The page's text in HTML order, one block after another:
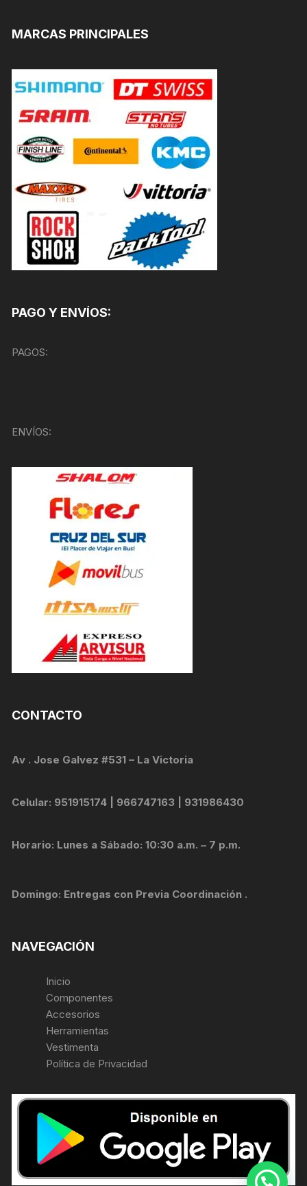
MARCAS PRINCIPALES
PAGO Y ENVÍOS:
PAGOS:
ENVÍOS:
CONTACTO
Av . Jose Galvez #531 – La Victoria
Celular: 951915174 | 966747163 | 931986430
Horario: Lunes a Sábado: 10:30 a.m. – 7 p.m.
Domingo: Entregas con Previa Coordinación .
NAVEGACIÓN
Inicio
Componentes
Accesorios
Herramientas
Vestimenta
Política de Privacidad